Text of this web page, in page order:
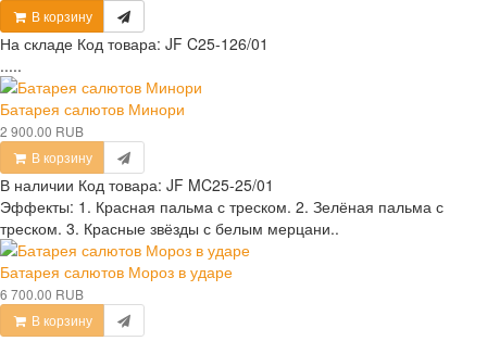
В корзину
На складе Код товара: JF C25-126/01
.....
Батарея салютов Минори
2 900.00 RUB
В корзину
В наличии Код товара: JF MC25-25/01
Эффекты: 1. Красная пальма с треском. 2. Зелёная пальма с
треском. 3. Красные звёзды с белым мерцани..
Батарея салютов Мороз в ударе
6 700.00 RUB
В корзину